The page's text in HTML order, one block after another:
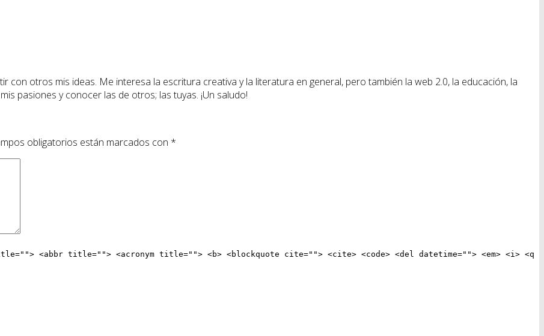
con otros mis ideas. Me interesa la escritura creativa y la literatura en general, pero también la web 2.0, la educación, la
pasiones y conocer las de otros; las tuyas. ¡Un saludo!
obligatorios están marcados con *
<abbr title=""> <acronym title=""> <b> <blockquote cite=""> <cite> <code> <del datetime=""> <em> <i> <q